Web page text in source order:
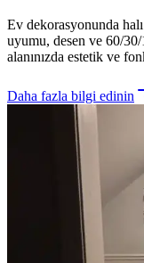
Ev dekorasyonunda
uyumu, desen ve 60/30/
alanınızda estetik ve
Daha fazla bilgi edinin